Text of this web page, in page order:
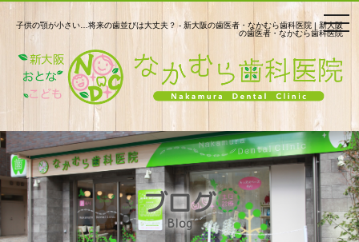
子供の顎が小さい…将来の歯並びは大丈夫？ - 新大阪の歯医者・なかむら歯科医院 | 新大阪
の歯医者・なかむら歯科医院
ブログ
Blog